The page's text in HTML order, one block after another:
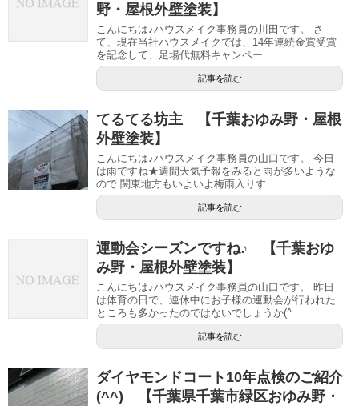
野・屋根外壁塗装】
こんにちは♪ハウスメイク事務員の川田です。 さ
て、現在当社ハウスメイクでは、14年連続金賞受賞
を記念して、足場代無料キャンペー...
記事を読む
てるてる坊主 【千葉おゆみ野・屋根
外壁塗装】
こんにちは♪ハウスメイク事務員の山口です。 今日
は雨ですね★週間天気予報をみると雨が多いような
ので 関東地方もいよいよ梅雨入りす...
記事を読む
運動会シーズンですね♪ 【千葉おゆ
み野・屋根外壁塗装】
こんにちは♪ハウスメイク事務員の山口です。 昨日
は体育の日で、連休中にお子様の運動会が行われた
ところも多かったのではないでしょうか(^...
記事を読む
ダイヤモンドコート10年点検のご紹介
(^^) 【千葉県千葉市緑区おゆみ野・